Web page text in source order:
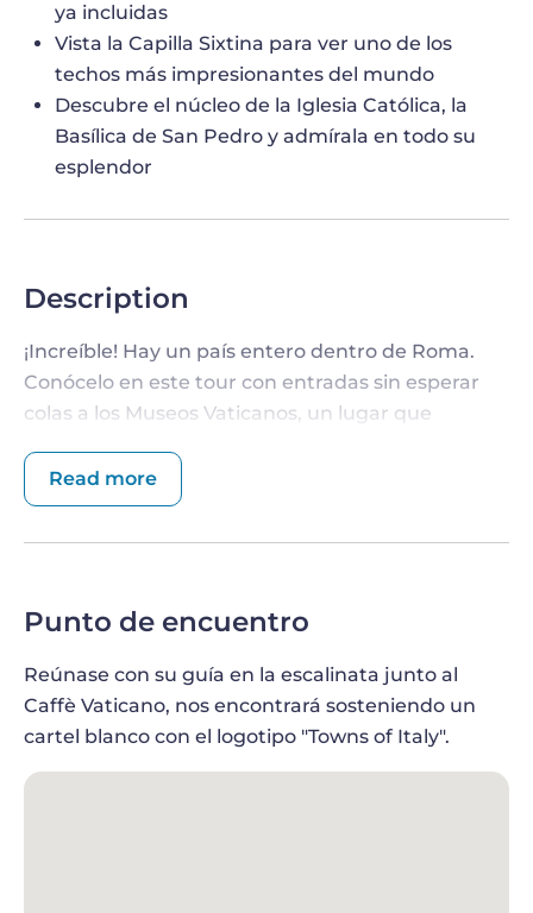
ya incluidas
Vista la Capilla Sixtina para ver uno de los
techos más impresionantes del mundo
Descubre el núcleo de la Iglesia Católica, la
Basílica de San Pedro y admírala en todo su
esplendor
Description
¡Increíble! Hay un país entero dentro de Roma.
Conócelo en este tour con entradas sin esperar
colas a los Museos Vaticanos, un lugar que
importantes del mundo católico.
horario y reúnase con su guía en el centro de
Roma para comenzar la visita. Puede optar por
una visita de 3 horas a primera hora de la mañana
para ser de los primeros en entrar en el Vaticano,
o por una visita de 3 horas durante el día,
visitando el lugar histórico que atrae a visitantes
Read more
Punto de encuentro
Reúnase con su guía en la escalinata junto al
Caffè Vaticano, nos encontrará sosteniendo un
cartel blanco con el logotipo "Towns of Italy".